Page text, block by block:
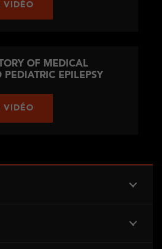
VIDÉO
OF MEDICAL
EPILEPSY
VIDÉO